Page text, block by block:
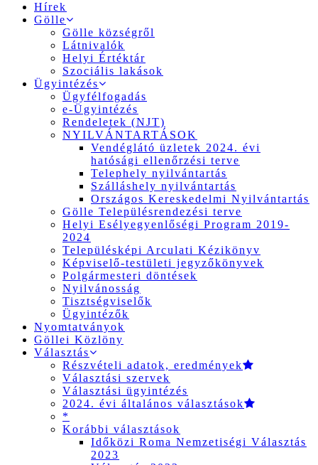
Hírek
Gölle
Gölle községről
Látnivalók
Helyi Értéktár
Szociális lakások
Ügyintézés
Ügyfélfogadás
e-Ügyintézés
Rendeletek (NJT)
NYILVÁNTARTÁSOK
Vendéglátó üzletek 2024. évi
hatósági ellenőrzési terve
Telephely nyilvántartás
Szálláshely nyilvántartás
Országos Kereskedelmi Nyilvántartás
Gölle Településrendezési terve
Helyi Esélyegyenlőségi Program 2019-
2024
Településképi Arculati Kézikönyv
Képviselő-testületi jegyzőkönyvek
Polgármesteri döntések
Nyilvánosság
Tisztségviselők
Ügyintézők
Nyomtatványok
Göllei Közlöny
Választás
Részvételi adatok, eredmények
Választási szervek
Választási ügyintézés
2024. évi általános választások
*
Korábbi választások
Időközi Roma Nemzetiségi Választás
2023